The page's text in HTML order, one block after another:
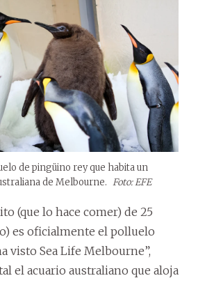
de pingüino rey que habita un
de Melbourne. Foto: EFE
(que lo hace comer) de 25
es oficialmente el polluelo
visto Sea Life Melbourne”,
el acuario australiano que aloja